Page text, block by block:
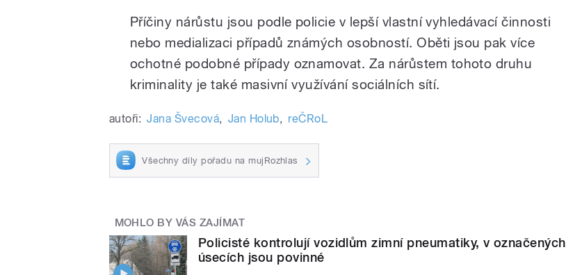
Příčiny nárůstu jsou podle policie v lepší vlastní vyhledávací činnosti
nebo medializaci případů známých osobností. Oběti jsou pak více
ochotné podobné případy oznamovat. Za nárůstem tohoto druhu
kriminality je také masivní využívání sociálních sítí.
autoři: Jana Švecová, Jan Holub, reČRoL
Všechny díly pořadu na mujRozhlas
MOHLO BY VÁS ZAJÍMAT
Policisté kontrolují vozidlům zimní pneumatiky, v označených
úsecích jsou povinné